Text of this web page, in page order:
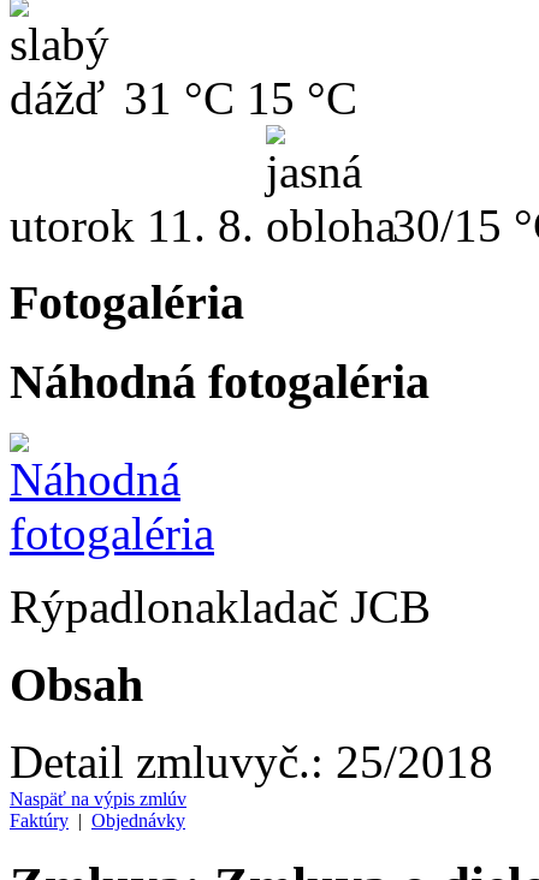
31 °C 15 °C
utorok 11. 8. 30/15
Fotogaléria
Náhodná fotogaléria
Rýpadlonakladač JCB
Obsah
Detail zmluvyč.: 25/2018
Naspäť na výpis zmlúv
Faktúry | Objednávky